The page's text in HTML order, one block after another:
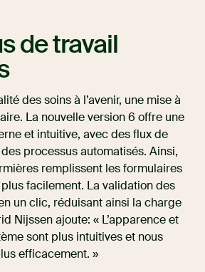
de travail
des soins à l’avenir, une mise à
La nouvelle version 6 offre une
et intuitive, avec des flux de
processus automatisés. Ainsi,
remplissent les formulaires
facilement. La validation des
un clic, réduisant ainsi la charge
Nijssen ajoute: « L’apparence et
sont plus intuitives et nous
efficacement. »